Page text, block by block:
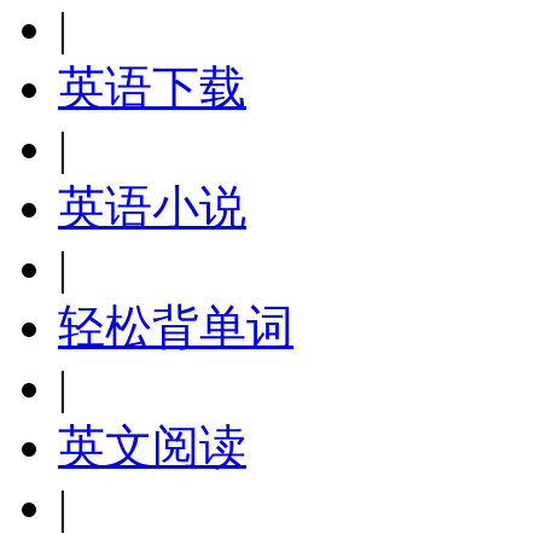
|
英语下载
|
英语小说
|
轻松背单词
|
英文阅读
|